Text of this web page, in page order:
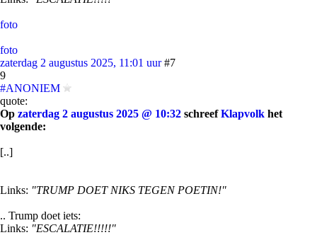
foto
foto
zaterdag 2 augustus 2025, 11:01 uur #7
9
#ANONIEM
quote:
Op zaterdag 2 augustus 2025 @ 10:32 schreefKlapvolk het
volgende:
[..]
Links: "TRUMP DOET NIKS TEGEN POETIN!"
.. Trump doet iets:
Links: "ESCALATIE!!!!!"